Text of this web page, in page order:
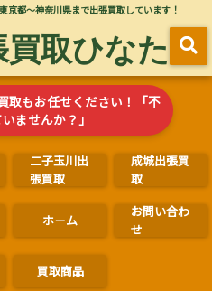
京都～神奈川県まで出張買取しています！
取ひなた
取もお任せください！「不
ませんか？」
二子玉川出
張買取
成城出張買
取
ホ－ム
お問い合わ
せ
買取商品